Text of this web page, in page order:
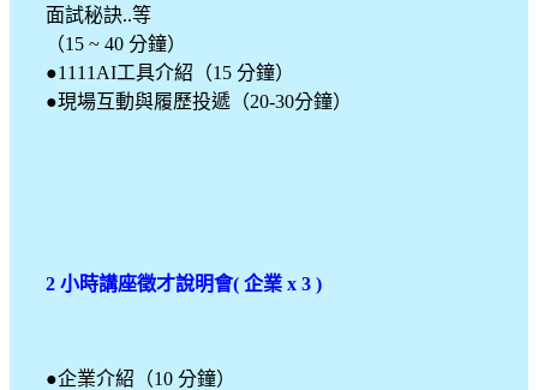
面試秘訣..等
（15 ~ 40 分鐘）
●1111AI工具介紹（15 分鐘）
●現場互動與履歷投遞（20-30分鐘）
2 小時講座徵才說明會( 企業 x 3 )
●企業介紹（10 分鐘）